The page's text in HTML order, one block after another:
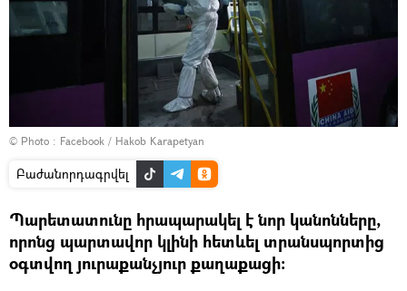
© Photo : Facebook / Hakob Karapetyan
Բաժանորդագրվել
Պարետատունը հրապարակել է նոր կանոնները,
որոնց պարտավոր կլինի հետևել տրանսպորտից
օգտվող յուրաքանչյուր քաղաքացի։